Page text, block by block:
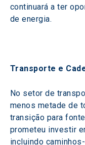
continuará a ter
de energia.
Transporte e
No setor de
menos metade de
transição para
prometeu investir
incluindo